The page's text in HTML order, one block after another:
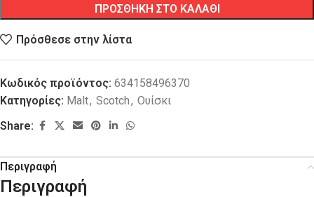
ΠΡΟΣΘΗΚΗ ΣΤΟ ΚΑΛΑΘΙ
Πρόσθεσε στην λίστα
Κωδικός προϊόντος: 634158496370
Κατηγορίες: Malt, Scotch, Ουίσκι
Share:
Περιγραφή
Περιγραφή